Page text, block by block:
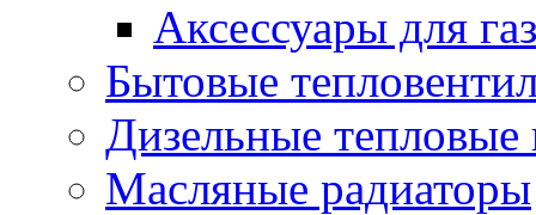
Аксессуары для
Бытовые
Дизельные
Масляные радиаторы